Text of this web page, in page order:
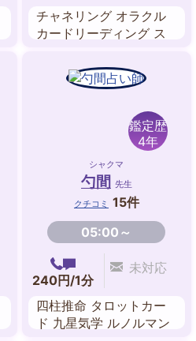
チャネリング オラクル
カードリーディング ス
グ 波動修正 遠隔ヒーリ
鑑定歴
4年
シャクマ
勺間 先生
クチコミ 15件
05:00～
240円/1分
未対応
四柱推命 タロットカー
ド 九星気学 ルノルマン